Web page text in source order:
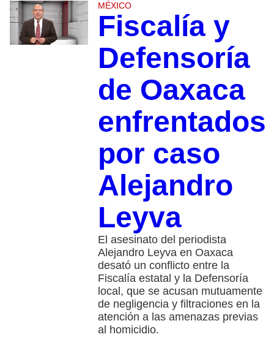
MÉXICO
Fiscalía y
Defensoría
de Oaxaca
enfrentados
por caso
Alejandro
Leyva
El asesinato del periodista
Alejandro Leyva en Oaxaca
desató un conflicto entre la
Fiscalía estatal y la Defensoría
local, que se acusan mutuamente
de negligencia y filtraciones en la
atención a las amenazas previas
al homicidio.